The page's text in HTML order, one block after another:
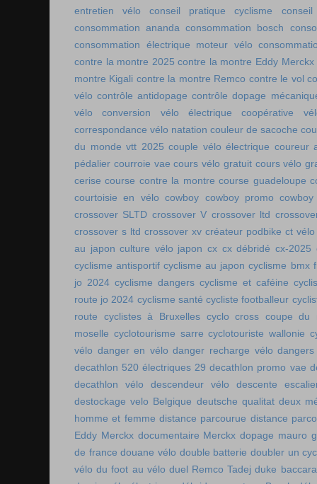
entretien vélo
conseil pratique cyclisme
consommation ananda consommation bosch
consommation électrique moteur vélo
contre la montre 2025 contre la montre Eddy Merckx
montre Kigali contre la montre Remco contre le vol
vélo contrôle antidopage contrôle dopage
vélo
conversion vélo électrique
coopérative
correspondance vélo natation couleur de sacoche
du monde vtt 2025 couple vélo électrique coureur
pédalier courroie vae cours vélo gratuit cours vélo
cerise course contre la montre course guadeloupe
courtoisie en vélo cowboy cowboy promo
crossover SLTD crossover V crossover ltd
crossover s ltd crossover xv créateur podbike ct vélo
au japon culture vélo japon cx cx débridé cx-2025
cyclisme antisportif cyclisme au japon cyclisme bmx
jo 2024 cyclisme dangers cyclisme et caféine
route jo 2024 cyclisme santé cycliste footballeur
route
cyclistes à Bruxelles cyclo cross coupe du
moselle cyclotourisme sarre cyclotouriste wallonie
vélo danger en vélo danger recharge vélo
decathlon 520 électriques 29 decathlon promo vae
decathlon vélo
descendeur vélo
descente
destockage velo Belgique deutsche qualitat deux
homme et femme distance parcourue distance
Eddy Merckx documentaire Merckx dopage mauro
de france douane vélo double batterie doubler un
vélo du foot au vélo duel Remco Tadej duke baccara